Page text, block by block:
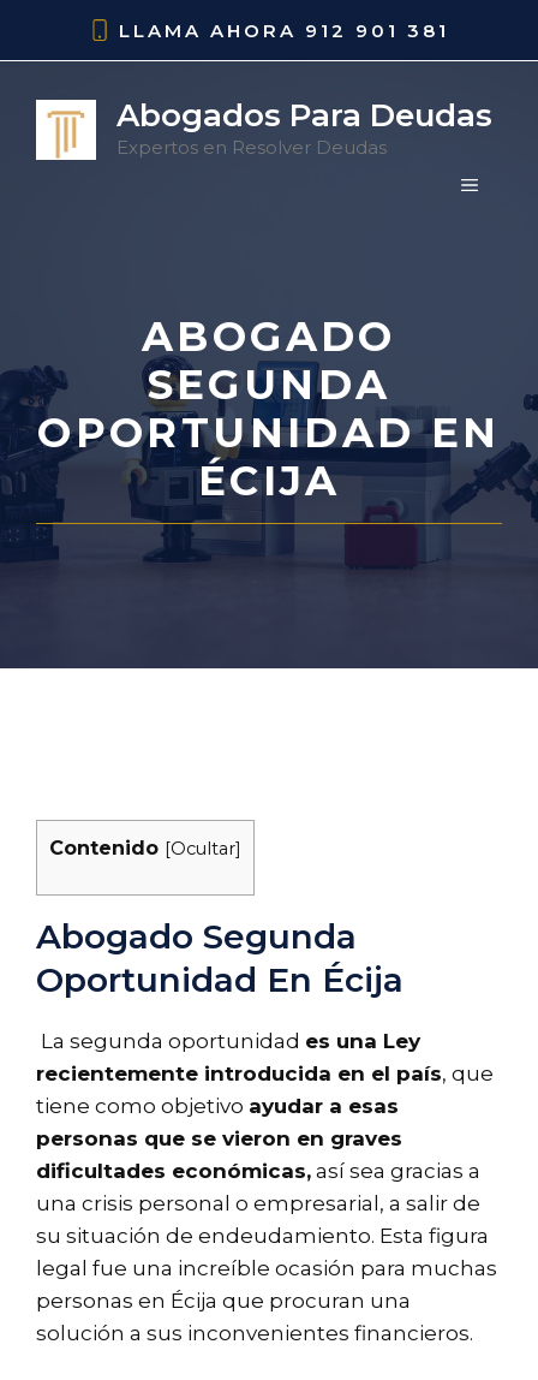
LLAMA AHORA 912 901 381
Abogados Para Deudas
Expertos en Resolver Deudas
MENÚ
ABOGADO
SEGUNDA
OPORTUNIDAD EN
ÉCIJA
Contenido [Ocultar]
Abogado Segunda
Oportunidad En Écija
La segunda oportunidad es una Ley
recientemente introducida en el país, que
tiene como objetivo ayudar a esas
personas que se vieron en graves
dificultades económicas, así sea gracias a
una crisis personal o empresarial, a salir de
su situación de endeudamiento. Esta figura
legal fue una increíble ocasión para muchas
personas en Écija que procuran una
solución a sus inconvenientes financieros.